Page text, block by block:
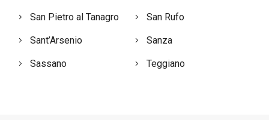
San Pietro al Tanagro San Rufo
Sant’Arsenio Sanza
Sassano Teggiano